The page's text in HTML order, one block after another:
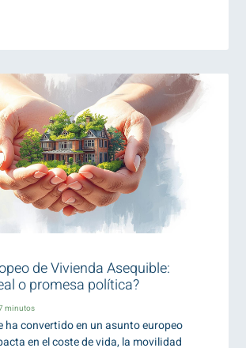
de Vivienda Asequible:
o promesa política?
minutos
ha convertido en un asunto europeo
en el coste de vida, la movilidad